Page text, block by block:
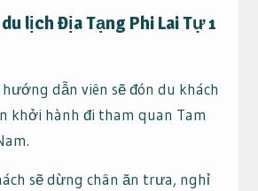
lịch Địa Tạng Phi Lai Tự 1
hướng dẫn viên sẽ đón du khách
khởi hành đi tham quan Tam
sẽ dừng chân ăn trưa, nghỉ